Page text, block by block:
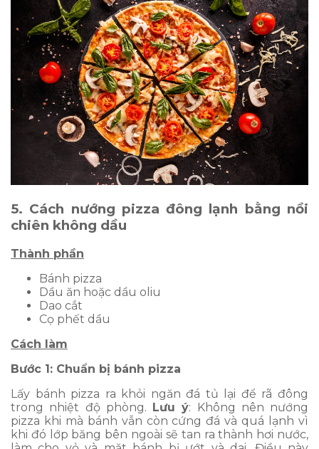
5. Cách nướng pizza đông lạnh bằng nồi
chiên không dầu
Thành phần
Bánh pizza
Dầu ăn hoặc dầu oliu
Dao cắt
Cọ phết dầu
Cách làm
Bước 1: Chuẩn bị bánh pizza
Lấy bánh pizza ra khỏi ngăn đá tủ lại để rã đông
trong nhiệt độ phòng. Lưu ý: Không nên nướng
pizza khi mà bánh vẫn còn cứng đá và quá lạnh vì
khi đó lớp băng bên ngoài sẽ tan ra thành hơi nước,